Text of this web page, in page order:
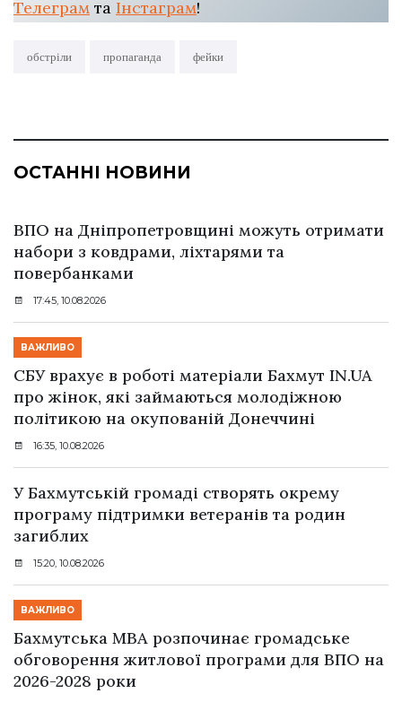
Телеграм та Інстаграм!
обстріли пропаганда фейки
ОСТАННІ НОВИНИ
ВПО на Дніпропетровщині можуть отримати
набори з ковдрами, ліхтарями та
повербанками
17:45, 10.08.2026
ВАЖЛИВО
СБУ врахує в роботі матеріали Бахмут IN.UA
про жінок, які займаються молодіжною
політикою на окупованій Донеччині
16:35, 10.08.2026
У Бахмутській громаді створять окрему
програму підтримки ветеранів та родин
загиблих
15:20, 10.08.2026
ВАЖЛИВО
Бахмутська МВА розпочинає громадське
обговорення житлової програми для ВПО на
2026-2028 роки